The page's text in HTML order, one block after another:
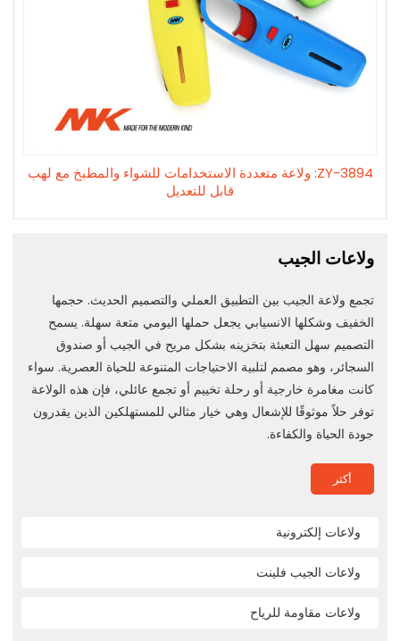
ZY-3894: ولاعة متعددة الاستخدامات للشواء والمطبخ مع لهب
قابل للتعديل
ولاعات الجيب
تجمع ولاعة الجيب بين التطبيق العملي والتصميم الحديث. حجمها
الخفيف وشكلها الانسيابي يجعل حملها اليومي متعة سهلة. يسمح
التصميم سهل التعبئة بتخزينه بشكل مريح في الجيب أو صندوق
السجائر، وهو مصمم لتلبية الاحتياجات المتنوعة للحياة العصرية. سواء
كانت مغامرة خارجية أو رحلة تخييم أو تجمع عائلي، فإن هذه الولاعة
توفر حلاً موثوقًا للإشعال وهي خيار مثالي للمستهلكين الذين يقدرون
جودة الحياة والكفاءة.
أكثر
ولاعات إلكترونية
ولاعات الجيب فلينت
ولاعات مقاومة للرياح